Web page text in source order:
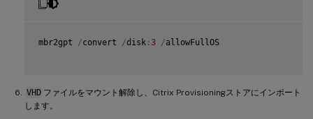
mbr2gpt /convert /disk : 3 /allowFullOS
VHD ファイルをマウント解除し、Citrix Provisioningストアにインポート
します。